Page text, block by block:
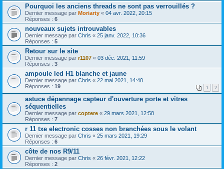
Pourquoi les anciens threads ne sont pas verrouillés ?
Dernier message par Moriarty « 04 avr. 2022, 20:15
Réponses : 6
nouveaux sujets introuvables
Dernier message par Chris « 25 janv. 2022, 10:36
Réponses : 5
Retour sur le site
Dernier message par r1107 « 03 déc. 2021, 11:59
Réponses : 3
ampoule led H1 blanche et jaune
Dernier message par Chris « 22 mai 2021, 14:40
Réponses : 19 1 2
astuce dépannage capteur d'ouverture porte et vitres
séquentielles
Dernier message par coptere « 29 mars 2021, 12:58
Réponses : 7
r 11 txe electronic cosses non branchées sous le volant
Dernier message par Chris « 25 mars 2021, 19:29
Réponses : 6
côte de nos R9/11
Dernier message par Chris « 26 févr. 2021, 12:22
Réponses : 2